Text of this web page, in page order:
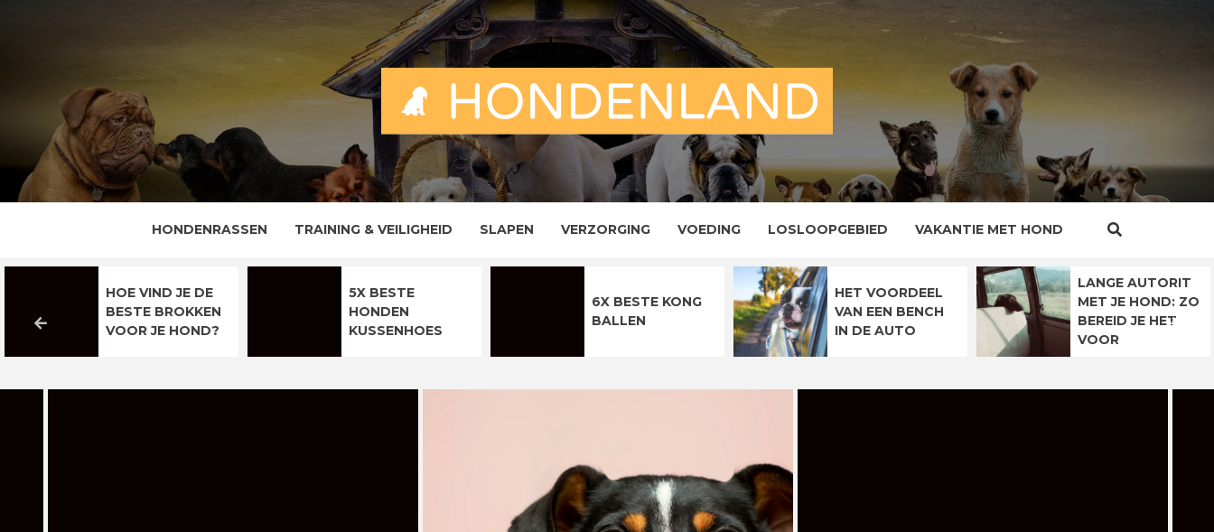
HONDENLAND
ALLES OVER EN VOOR DE TROUWE VRIEND
HONDENRASSEN TRAINING & VEILIGHEID SLAPEN VERZORGING VOEDING LOSLOOPGEBIED VAKANTIE MET HOND
HOE VIND JE DE
BESTE BROKKEN
VOOR JE HOND?
5X BESTE
HONDEN
KUSSENHOES
6X BESTE KONG
BALLEN
HET VOORDEEL
VAN EEN BENCH
IN DE AUTO
LANGE AUTORIT
MET JE HOND: ZO
BEREID JE HET
VOOR